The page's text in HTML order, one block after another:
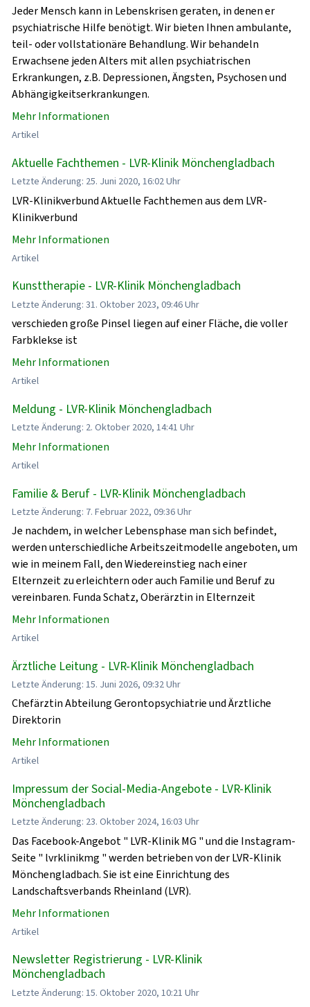
Jeder Mensch kann in Lebenskrisen geraten, in denen er
psychiatrische Hilfe benötigt. Wir bieten Ihnen ambulante,
teil- oder vollstationäre Behandlung. Wir behandeln
Erwachsene jeden Alters mit allen psychiatrischen
Erkrankungen, z.B. Depressionen, Ängsten, Psychosen und
Abhängigkeitserkrankungen.
Mehr Informationen
Artikel
Aktuelle Fachthemen - LVR-Klinik Mönchengladbach
Letzte Änderung: 25. Juni 2020, 16:02 Uhr
LVR-Klinikverbund Aktuelle Fachthemen aus dem LVR-
Klinikverbund
Mehr Informationen
Artikel
Kunsttherapie - LVR-Klinik Mönchengladbach
Letzte Änderung: 31. Oktober 2023, 09:46 Uhr
verschieden große Pinsel liegen auf einer Fläche, die voller
Farbklekse ist
Mehr Informationen
Artikel
Meldung - LVR-Klinik Mönchengladbach
Letzte Änderung: 2. Oktober 2020, 14:41 Uhr
Mehr Informationen
Artikel
Familie & Beruf - LVR-Klinik Mönchengladbach
Letzte Änderung: 7. Februar 2022, 09:36 Uhr
Je nachdem, in welcher Lebensphase man sich befindet,
werden unterschiedliche Arbeitszeitmodelle angeboten, um
wie in meinem Fall, den Wiedereinstieg nach einer
Elternzeit zu erleichtern oder auch Familie und Beruf zu
vereinbaren. Funda Schatz, Oberärztin in Elternzeit
Mehr Informationen
Artikel
Ärztliche Leitung - LVR-Klinik Mönchengladbach
Letzte Änderung: 15. Juni 2026, 09:32 Uhr
Chefärztin Abteilung Gerontopsychiatrie und Ärztliche
Direktorin
Mehr Informationen
Artikel
Impressum der Social-Media-Angebote - LVR-Klinik
Mönchengladbach
Letzte Änderung: 23. Oktober 2024, 16:03 Uhr
Das Facebook-Angebot " LVR-Klinik MG " und die Instagram-
Seite " lvrklinikmg " werden betrieben von der LVR-Klinik
Mönchengladbach. Sie ist eine Einrichtung des
Landschaftsverbands Rheinland (LVR).
Mehr Informationen
Artikel
Newsletter Registrierung - LVR-Klinik
Mönchengladbach
Letzte Änderung: 15. Oktober 2020, 10:21 Uhr